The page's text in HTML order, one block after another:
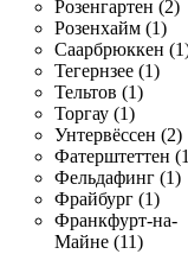
Розенгартен (2)
Розенхайм (1)
Саарбрюккен
Тегернзее (1)
Тельтов (1)
Торгау (1)
Унтервёссен (2)
Фатерштеттен
Фельдафинг (1)
Фрайбург (1)
Франкфурт-на-
Майне (11)